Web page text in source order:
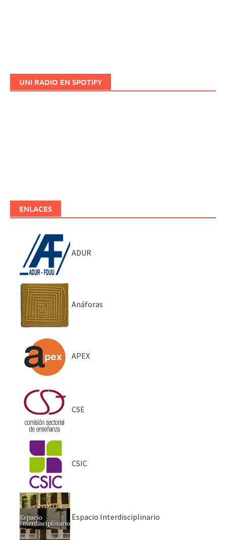
UNI RADIO EN SPOTIFY
ENLACES
ADUR
Anáforas
APEX
CSE
CSIC
Espacio Interdisciplinario